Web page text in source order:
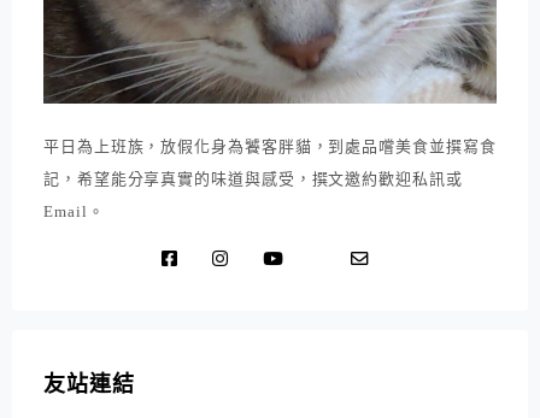
平日為上班族，放假化身為饕客胖貓，到處品嚐美食並撰寫食
記，希望能分享真實的味道與感受，撰文邀約歡迎私訊或
Email。
友站連結